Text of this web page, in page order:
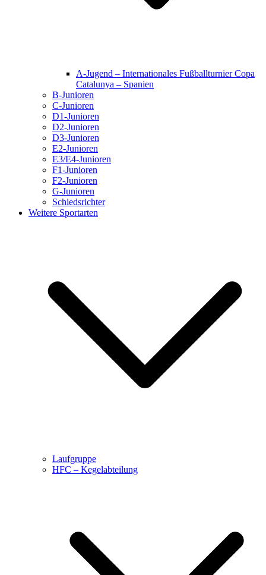
A-Jugend – Internationales Fußballturnier Copa
Catalunya – Spanien
B-Junioren
C-Junioren
D1-Junioren
D2-Junioren
D3-Junioren
E2-Junioren
E3/E4-Junioren
F1-Junioren
F2-Junioren
G-Junioren
Schiedsrichter
Weitere Sportarten
Laufgruppe
HFC – Kegelabteilung